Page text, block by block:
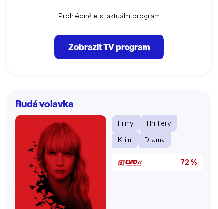
Prohlédněte si aktuální program
Zobrazit TV program
Rudá volavka
Filmy
Thrillery
Krimi
Drama
72 %